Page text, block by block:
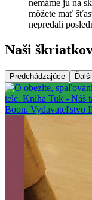
nemáme ju na
môžete mať
nepredali
Naši
Predchádzajúce